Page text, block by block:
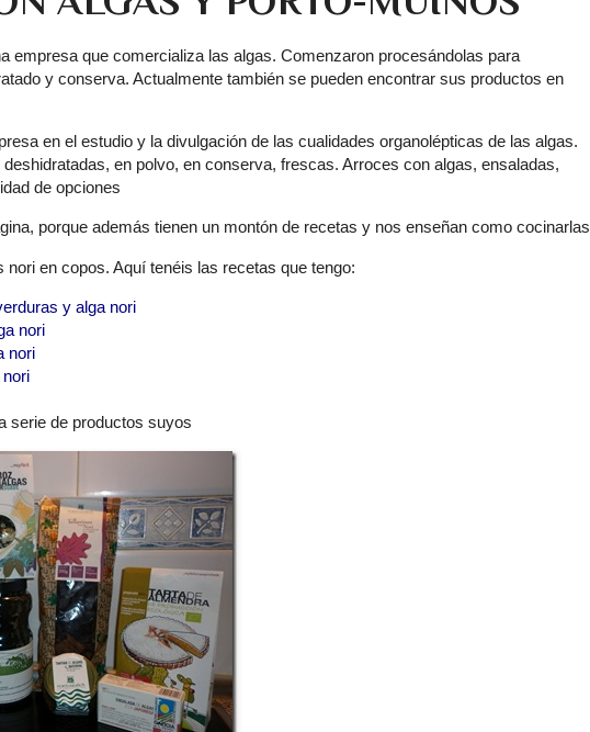
empresa que comercializa las algas. Comenzaron procesándolas para
y conserva. Actualmente también se pueden encontrar sus productos en
en el estudio y la divulgación de las cualidades organolépticas de las algas.
en polvo, en conserva, frescas. Arroces con algas, ensaladas,
de opciones
porque además tienen un montón de recetas y nos enseñan como cocinarlas
nori en copos. Aquí tenéis las recetas que tengo:
y alga nori
nori
nori
serie de productos suyos